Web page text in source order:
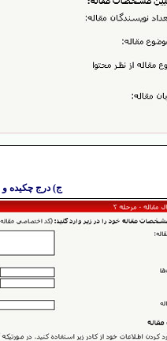
ج) درج چکیده و